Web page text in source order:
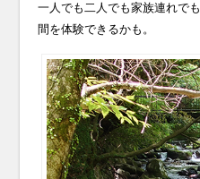
一人でも二人でも家族連れで
間を体験できるかも。